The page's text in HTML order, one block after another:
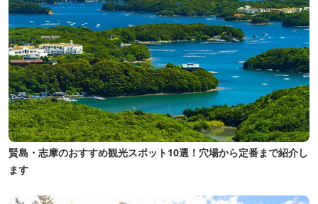
（2匹釣れ次第終了）。揚げたての自分で釣ったアジの
フライは格別ですよ！！！ 【季節限定（10月～4月中
旬）】 ・伊勢えび（2,200円）：、釣った伊勢えびはそ
の場で炭焼きにして食べていただきます。時間内に1匹
も釣れなかった場合は1匹保証します。 ・貝つかみ
（1,000円）：捕った貝はその場で炭焼きにして食べて
いただきます。貝は2個ですが、1個単位で追加が可能
です。 ・わくわく魚釣り（600円）：ヤドカリ・小魚：
キャッチ&リリースで時間内（10分間）、何回でも
賢島・志摩のおすすめ観光スポット10選！穴場から定番まで紹介し
ます